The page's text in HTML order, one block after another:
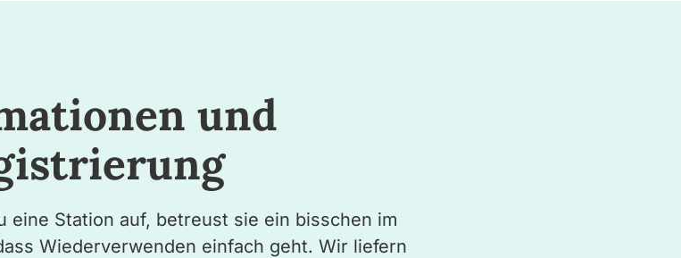
und
eine Station auf, betreust sie ein bisschen im
Wiederverwenden einfach geht. Wir liefern